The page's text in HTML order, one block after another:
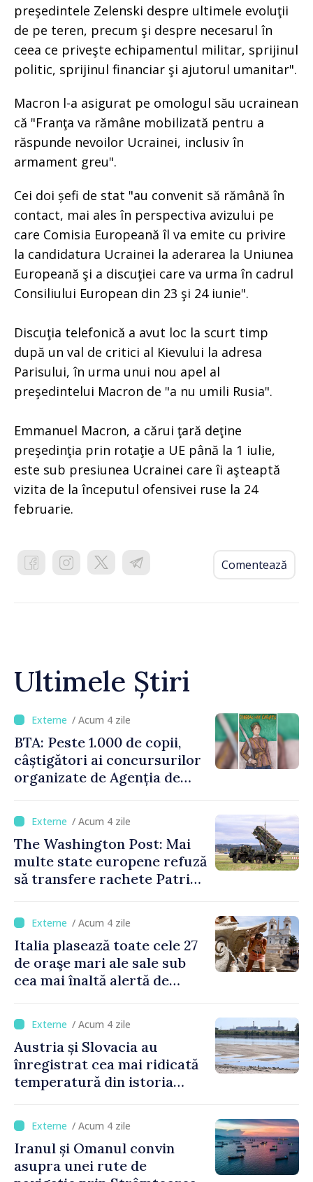
preşedintele Zelenski despre ultimele evoluţii
de pe teren, precum şi despre necesarul în
ceea ce priveşte echipamentul militar, sprijinul
politic, sprijinul financiar şi ajutorul umanitar".
Macron l-a asigurat pe omologul său ucrainean
că "Franţa va rămâne mobilizată pentru a
răspunde nevoilor Ucrainei, inclusiv în
armament greu".
Cei doi șefi de stat "au convenit să rămână în
contact, mai ales în perspectiva avizului pe
care Comisia Europeană îl va emite cu privire
la candidatura Ucrainei la aderarea la Uniunea
Europeană şi a discuţiei care va urma în cadrul
Consiliului European din 23 şi 24 iunie".
Discuţia telefonică a avut loc la scurt timp
după un val de critici al Kievului la adresa
Parisului, în urma unui nou apel al
preşedintelui Macron de "a nu umili Rusia".
Emmanuel Macron, a cărui ţară deţine
preşedinţia prin rotaţie a UE până la 1 iulie,
este sub presiunea Ucrainei care îi aşteaptă
vizita de la începutul ofensivei ruse la 24
februarie.
Comentează
Ultimele Știri
/ Acum 4 zile
BTA: Peste 1.000 de copii,
câștigători ai concursurilor
organizate de Agenția de
Străinătate, vor fi premiați
/ Acum 4 zile
The Washington Post: Mai
multe state europene refuză
să transfere rachete Patriot
/ Acum 4 zile
Italia plasează toate cele 27
de oraşe mari ale sale sub
cea mai înaltă alertă de
/ Acum 4 zile
Austria și Slovacia au
înregistrat cea mai ridicată
temperatură din istoria
/ Acum 4 zile
Iranul și Omanul convin
asupra unei rute de